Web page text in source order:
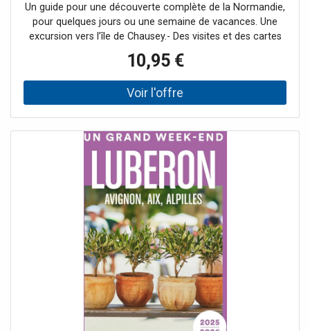
Un guide pour une découverte complète de la Normandie,
pour quelques jours ou une semaine de vacances. Une
excursion vers l’île de Chausey.- Des visites et des cartes
par région, avec tout ce qu’il faut voir.- des randonnées
sur le littoral, le sentier des Douaniers et le marais de
Boscherville- De nombreuses activités et expériences: les
plus belles plages pour se baigner dans chaque région,
futuriste dans les Docks du Havre, vivre comme un
viking...- Une large sélection d’adresses pour découvrir les
meilleurs restos avec terrasses, les bars, les boutiques et
artisans chez qui s'approvisionner en produits locaux.-
Points forts Quatre possibilités de week-end : Rouen et les
boucles de la Seine ; Le Havre, la côte d’Albâtre et la Côte
Fleurie ; Caen et les plages du débarquement ; le mont
Saint-Michel et sa baie avec une escapade à Chausey.-
Des pages Focus qui permettent de mieux comprendre la
région (la Normandie des peintres, le D-Day, jour du
Débarquement…).
10,95 €